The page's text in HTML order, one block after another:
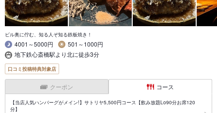
ビル奥に佇む、知る人ぞ知る鉄板焼き！
4001～5000円
501～1000円
地下鉄心斎橋駅より北に徒歩3分
口コミ投稿特典対象店
クーポン コース
【当店人気ハンバーグがメイン!】サトリヤ5,500円コース【飲み放題Lo90分お席120
分】